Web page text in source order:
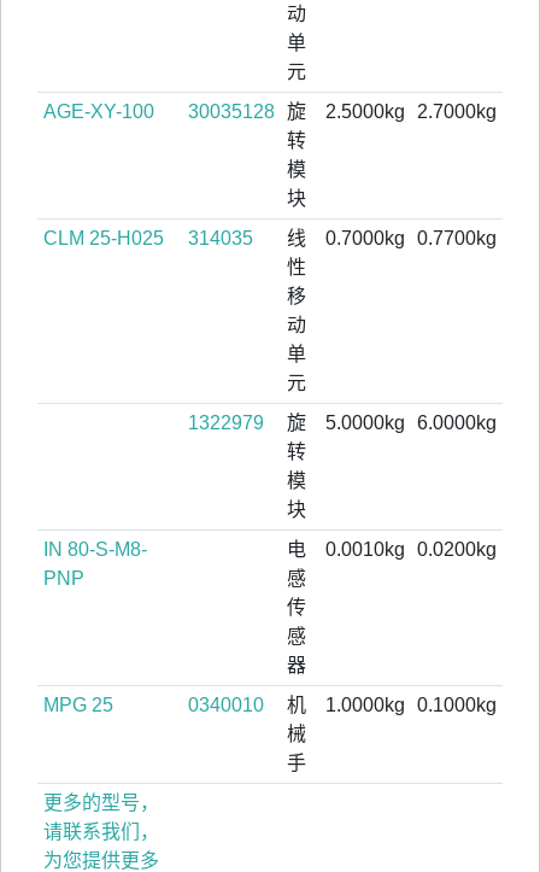
动
单
元
AGE-XY-100 30035128
旋
转
模
块
2.5000kg 2.7000kg
CLM 25-H025 314035
线
性
移
动
单
元
0.7000kg 0.7700kg
1322979
旋
转
模
块
5.0000kg 6.0000kg
IN 80-S-M8-
PNP
电
感
传
感
器
0.0010kg 0.0200kg
MPG 25 0340010
机
械
手
1.0000kg 0.1000kg
更多的型号，
请联系我们，
为您提供更多